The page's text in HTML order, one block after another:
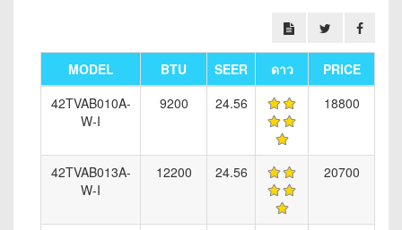
MODEL BTU SEER ดาว
PRICE
42TVAB010A-
W-I
9200 24.56 18800
42TVAB013A-
W-I
12200 24.56 20700